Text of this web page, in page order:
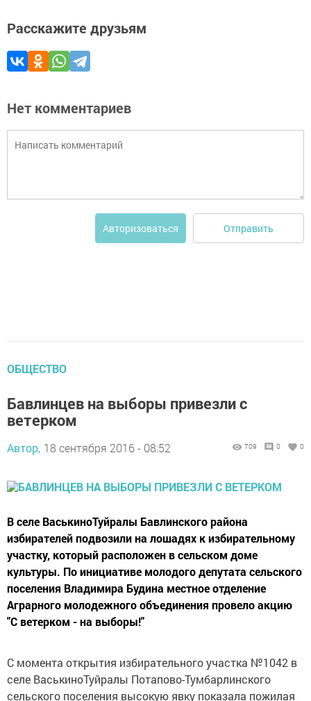
Расскажите друзьям
Нет комментариев
Авторизоваться Отправить
ОБЩЕСТВО
Бавлинцев на выборы привезли с
ветерком
Автор, 18 сентября 2016 - 08:52 709 0 0
В селе ВаськиноТуйралы Бавлинского района
избирателей подвозили на лошадях к избирательному
участку, который расположен в сельском доме
культуры. По инициативе молодого депутата сельского
поселения Владимира Будина местное отделение
Аграрного молодежного объединения провело акцию
"С ветерком - на выборы!"
С момента открытия избирательного участка №1042 в
селе ВаськиноТуйралы Потапово-Тумбарлинского
сельского поселения высокую явку показала пожилая